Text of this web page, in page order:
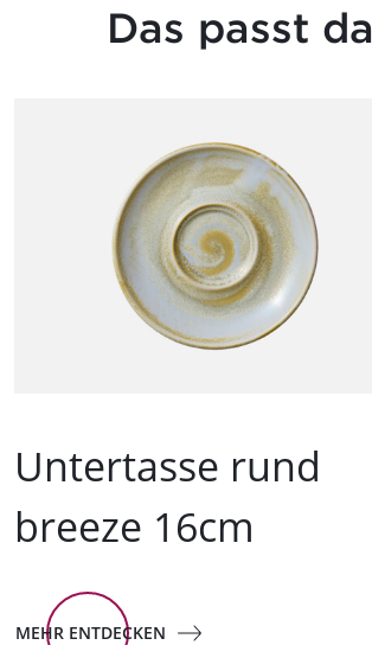
Das passt
Untertasse rund
breeze 16cm
MEHR ENTDECKEN